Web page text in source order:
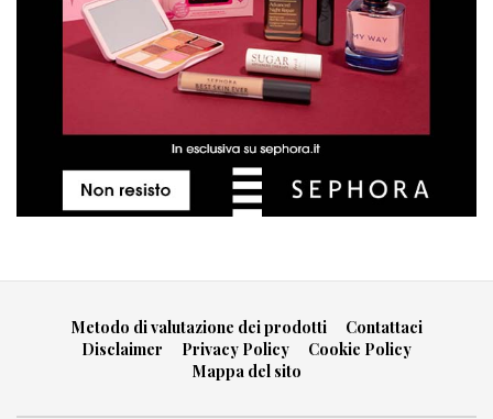
Metodo di valutazione dei prodotti
Contattaci
Disclaimer
Privacy Policy
Cookie Policy
Mappa del sito